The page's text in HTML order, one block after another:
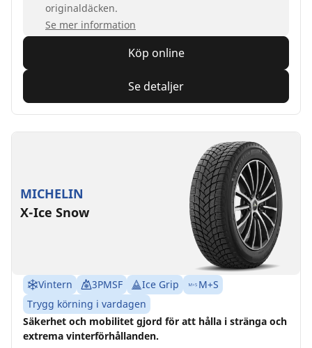
originaldäcken.
Se mer information
Köp online
Se detaljer
MICHELIN
X-Ice Snow
Vintern 3PMSF Ice Grip
M+S
Trygg körning i vardagen
Säkerhet och mobilitet gjord för att hålla i stränga och
extrema vinterförhållanden.